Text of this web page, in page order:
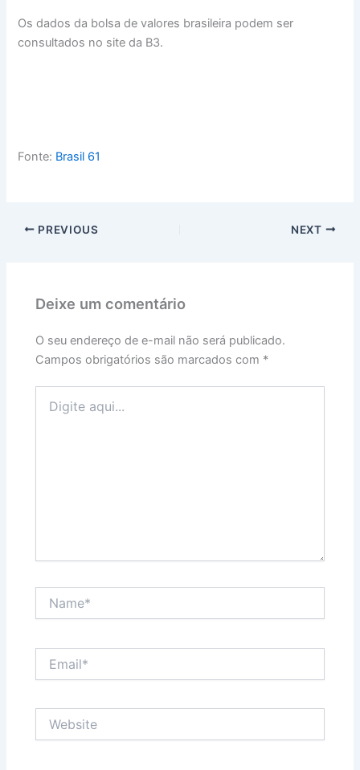
Os dados da bolsa de valores brasileira podem ser
consultados no site da B3.
Fonte: Brasil 61
PREVIOUS NEXT
Deixe um comentário
O seu endereço de e-mail não será publicado.
Campos obrigatórios são marcados com *
aqui...